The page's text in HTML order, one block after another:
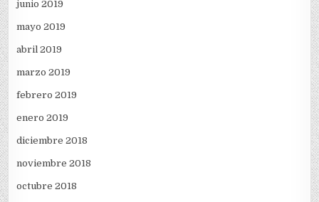
junio 2019
mayo 2019
abril 2019
marzo 2019
febrero 2019
enero 2019
diciembre 2018
noviembre 2018
octubre 2018